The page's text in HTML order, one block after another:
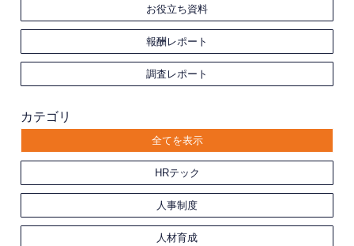
お役立ち資料
報酬レポート
調査レポート
カテゴリ
全てを表示
HRテック
人事制度
人材育成